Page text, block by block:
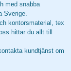
med snabba
Sverige.
kontorsmaterial, tex
hittar du allt till
kundtjänst om